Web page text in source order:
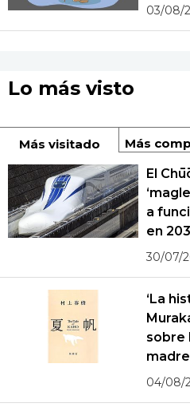
03/08/
Lo más visto
Más visitado Más
El
a
en
30/07/
‘La
sobre
04/08/